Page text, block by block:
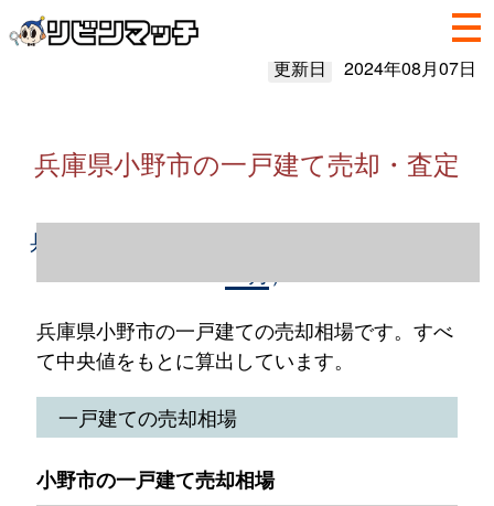
更新日 2024年08月07日
兵庫県小野市の一戸建て売却・査定
兵庫県小野市の一戸建て売却情報（2023年1
兵庫県小野市の一戸建ての売却相場です。すべ
て中央値をもとに算出しています。
一戸建ての売却相場
小野市の一戸建て売却相場